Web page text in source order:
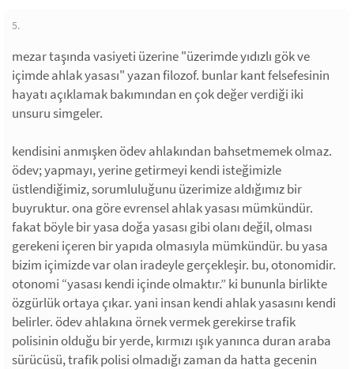
5.
mezar taşında vasiyeti üzerine "üzerimde yıdızlı gök ve
içimde ahlak yasası" yazan filozof. bunlar kant felsefesinin
hayatı açıklamak bakımından en çok değer verdiği iki
unsuru simgeler.
kendisini anmışken ödev ahlakından bahsetmemek olmaz.
ödev; yapmayı, yerine getirmeyi kendi isteğimizle
üstlendiğimiz, sorumluluğunu üzerimize aldığımız bir
buyruktur. ona göre evrensel ahlak yasası mümkündür.
fakat böyle bir yasa doğa yasası gibi olanı değil, olması
gerekeni içeren bir yapıda olmasıyla mümkündür. bu yasa
bizim içimizde var olan iradeyle gerçekleşir. bu, otonomidir.
otonomi “yasası kendi içinde olmaktır.” ki bununla birlikte
özgürlük ortaya çıkar. yani insan kendi ahlak yasasını kendi
belirler. ödev ahlakına örnek vermek gerekirse trafik
polisinin olduğu bir yerde, kırmızı ışık yanınca duran araba
sürücüsü, trafik polisi olmadığı zaman da hatta gecenin